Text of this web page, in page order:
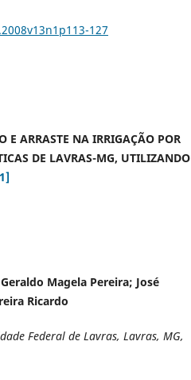
127
E ARRASTE NA IRRIGAÇÃO POR
DE LAVRAS-MG, UTILIZANDO
Magela Pereira; José
Ricardo
Federal de Lavras, Lavras, MG,